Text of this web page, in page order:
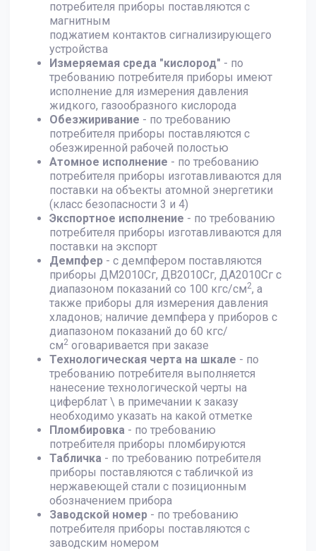
потребителя приборы поставляются с
магнитным
поджатием контактов сигнализирующего
устройства
Измеряемая среда "кислород" - по
требованию потребителя приборы имеют
исполнение для измерения давления
жидкого, газообразного кислорода
Обезжиривание - по требованию
потребителя приборы поставляются с
обезжиренной рабочей полостью
Атомное исполнение - по требованию
потребителя приборы изготавливаются для
поставки на объекты атомной энергетики
(класс безопасности 3 и 4)
Экспортное исполнение - по требованию
потребителя приборы изготавливаются для
поставки на экспорт
Демпфер - с демпфером поставляются
приборы ДМ2010Сг, ДВ2010Сг, ДА2010Сг с
диапазоном показаний со 100 кгс/см2, а
также приборы для измерения давления
хладонов; наличие демпфера у приборов с
диапазоном показаний до 60 кгс/
см2 оговаривается при заказе
Технологическая черта на шкале - по
требованию потребителя выполняется
нанесение технологической черты на
циферблат \ в примечании к заказу
необходимо указать на какой отметке
Пломбировка - по требованию
потребителя приборы пломбируются
Табличка - по требованию потребителя
приборы поставляются с табличкой из
нержавеющей стали с позиционным
обозначением прибора
Заводской номер - по требованию
потребителя приборы поставляются с
заводским номером